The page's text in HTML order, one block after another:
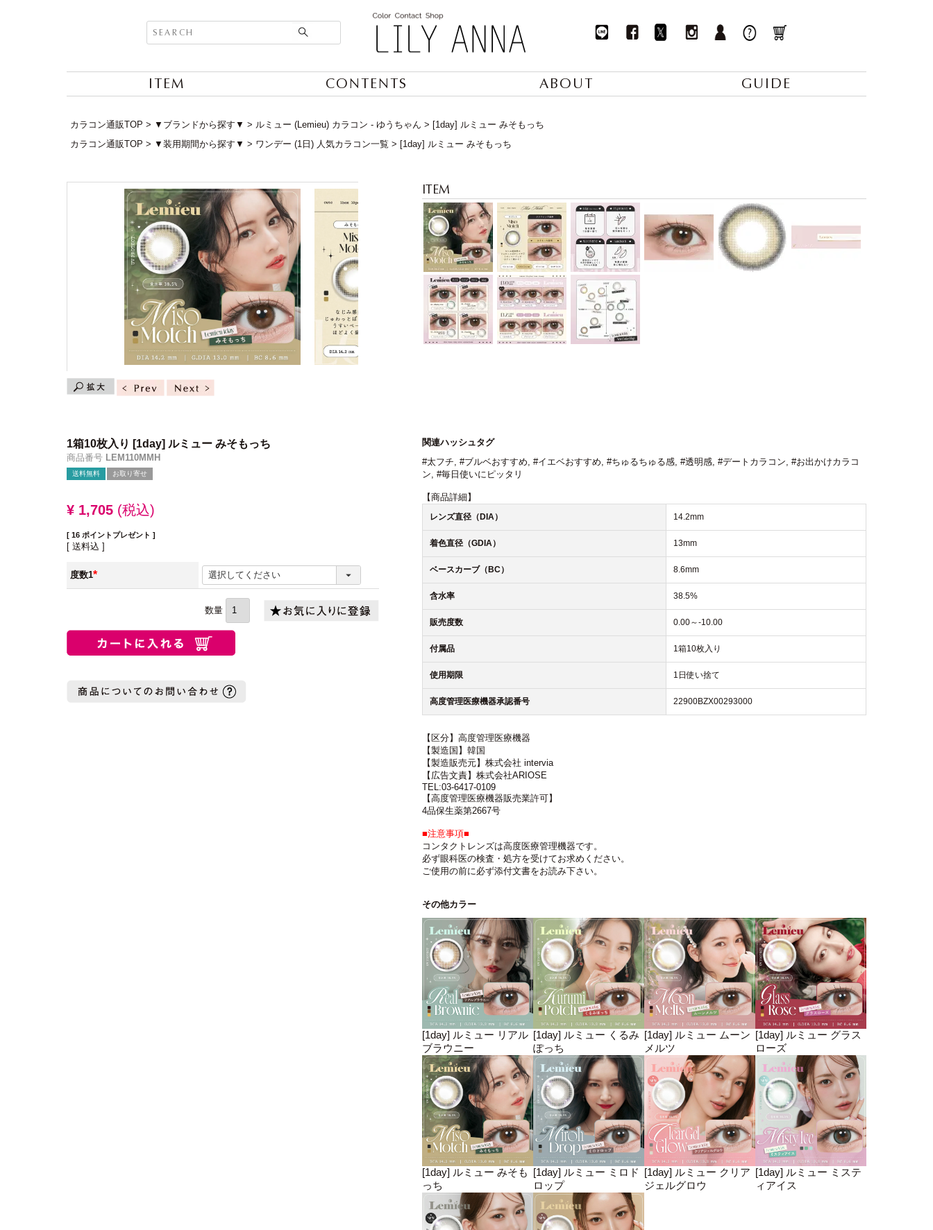
ITEM CONTENTS ABOUT GUIDE
カラコン通販TOP ▼ブランドから探す▼ ルミュー (Lemieu) カラコン - ゆうちゃん
[1day] ルミュー みそもっち
カラコン通販TOP
▼装用期間から探す▼ ワンデー (1日) 人気カラコン一覧 [1day] ルミュー みそもっち
1箱10枚入り [1day] ルミュー みそもっち
商品番号 LEM110MMH
送料無料 お取り寄せ
¥ 1,705 税込
[ 16 ポイントプレゼント ]
送料込
度数1
(必
関連ハッシュタグ
#太フチ, #ブルベおすすめ, #イエベおすすめ, #ちゅるちゅる感, #透明感, #デートカラコン, #お出かけカラコ
ン, #毎日使いにピッタリ
【商品詳細】
レンズ直径（DIA） 14.2mm
着色直径（GDIA） 13mm
ベースカーブ（BC） 8.6mm
含水率 38.5%
販売度数 0.00～-10.00
付属品 1箱10枚入り
使用期限 1日使い捨て
高度管理医療機器承認番号 22900BZX00293000
【区分】高度管理医療機器
【製造国】韓国
【製造販売元】株式会社 intervia
【広告文責】株式会社ARIOSE
TEL:03-6417-0109
【高度管理医療機器販売業許可】
4品保生薬第2667号
■注意事項■
コンタクトレンズは高度医療管理機器です。
必ず眼科医の検査・処方を受けてお求めください。
ご使用の前に必ず添付文書をお読み下さい。
その他カラー
[1day] ルミュー リアル
ブラウニー
[1day] ルミュー くるみ
ぽっち
[1day] ルミュー ムーン
メルツ
[1day] ルミュー グラス
ローズ
[1day] ルミュー みそも
っち
[1day] ルミュー ミロド
ロップ
[1day] ルミュー クリア
ジェルグロウ
[1day] ルミュー ミステ
ィアイス